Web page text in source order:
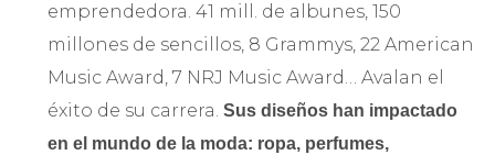
emprendedora. 41 mill. de albunes, 150
millones de sencillos, 8 Grammys, 22 American
Music Award, 7 NRJ Music Award… Avalan el
éxito de su carrera.Sus diseños han impactado
en el mundo de la moda: ropa, perfumes,